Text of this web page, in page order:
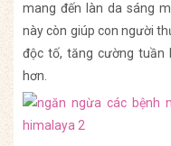
mang đến làn da sáng
này còn giúp con người
độc tố, tăng cường tuần
hơn.